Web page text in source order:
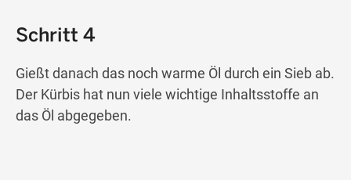
Schritt 4
Gießt danach das noch warme Öl durch ein Sieb ab.
Der Kürbis hat nun viele wichtige Inhaltsstoffe an
das Öl abgegeben.